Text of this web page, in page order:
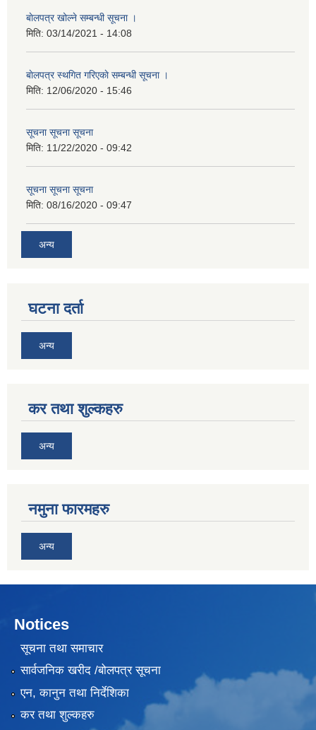
बाेलपत्र खोल्ने सम्बन्धी सूचना ।
मिति: 03/14/2021 - 14:08
बाेलपत्र स्थगित गरिएकाे सम्बन्धी सूचना ।
मिति: 12/06/2020 - 15:46
सूचना सूचना सूचना
मिति: 11/22/2020 - 09:42
सूचना सूचना सूचना
मिति: 08/16/2020 - 09:47
अन्य
घटना दर्ता
अन्य
कर तथा शुल्कहरु
अन्य
नमुना फारमहरु
अन्य
Notices
सूचना तथा समाचार
सार्वजनिक खरीद /बोलपत्र सूचना
एन, कानुन तथा निर्देशिका
कर तथा शुल्कहरु